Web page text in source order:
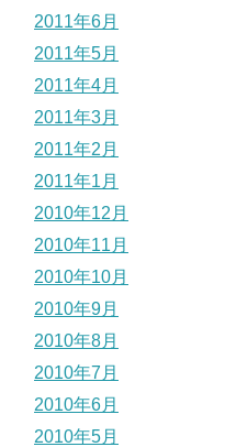
2011年6月
2011年5月
2011年4月
2011年3月
2011年2月
2011年1月
2010年12月
2010年11月
2010年10月
2010年9月
2010年8月
2010年7月
2010年6月
2010年5月